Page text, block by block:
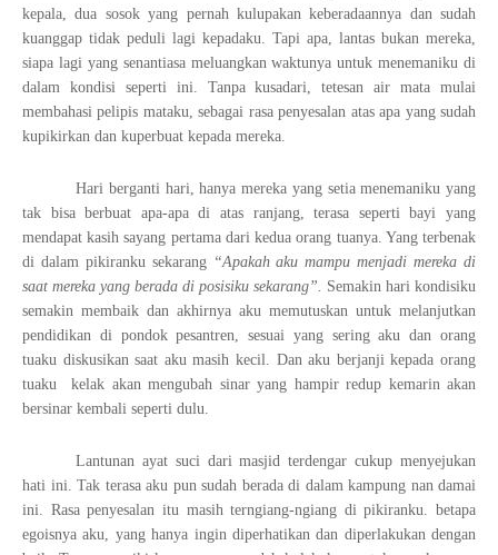
kepala, dua sosok yang pernah kulupakan keberadaannya dan sudah
kuanggap tidak peduli lagi kepadaku. Tapi apa, lantas bukan mereka,
siapa lagi yang senantiasa meluangkan waktunya untuk menemaniku di
dalam kondisi seperti ini. Tanpa kusadari, tetesan air mata mulai
membahasi pelipis mataku, sebagai rasa penyesalan atas apa yang sudah
kupikirkan dan kuperbuat kepada mereka.
Hari berganti hari, hanya mereka yang setia menemaniku yang
tak bisa berbuat apa-apa di atas ranjang, terasa seperti bayi yang
mendapat kasih sayang pertama dari kedua orang tuanya. Yang terbenak
di dalam pikiranku sekarang “Apakah aku mampu menjadi mereka di
saat mereka yang berada di posisiku sekarang”.
Semakin hari kondisiku
semakin membaik dan akhirnya aku memutuskan untuk melanjutkan
pendidikan di pondok pesantren, sesuai yang sering aku dan orang
tuaku diskusikan saat aku masih kecil. Dan aku berjanji kepada orang
tuaku
kelak akan mengubah sinar yang hampir redup kemarin akan
bersinar kembali seperti dulu.
Lantunan ayat suci dari masjid terdengar cukup menyejukan
hati ini. Tak terasa aku pun sudah berada di dalam kampung nan damai
ini. Rasa penyesalan itu masih terngiang-ngiang di pikiranku. betapa
egoisnya aku, yang hanya ingin diperhatikan dan diperlakukan dengan